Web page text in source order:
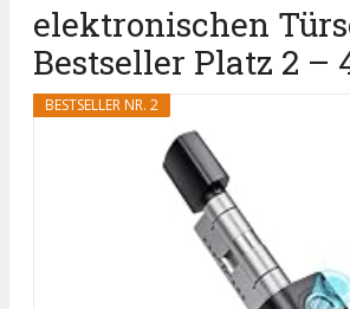
elektronischen
Bestseller Platz 2 –
BESTSELLER NR. 2